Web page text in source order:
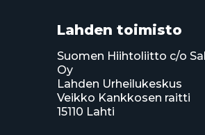
Lahden toimisto
Suomen Hiihtoliitto c/o
Oy
Lahden Urheilukeskus
Veikko Kankkosen raitti
15110 Lahti